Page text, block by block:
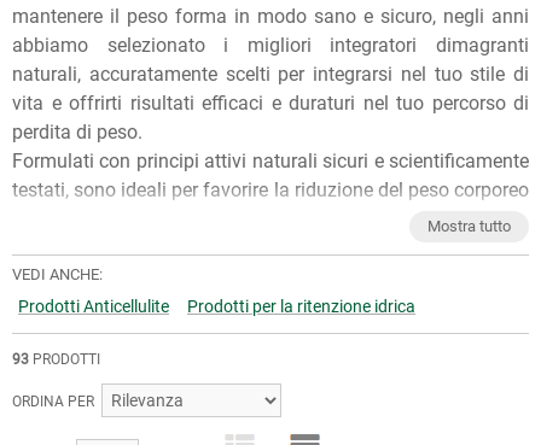
mantenere il peso forma in modo sano e sicuro, negli anni
abbiamo selezionato i migliori integratori dimagranti
naturali, accuratamente scelti per integrarsi nel tuo stile di
vita e offrirti risultati efficaci e duraturi nel tuo percorso di
perdita di peso.
Formulati con principi attivi naturali sicuri e scientificamente
testati, sono ideali per favorire la riduzione del peso corporeo
in modo sostenibile e aiutarti a limitare l'appetito e
metabolismo lento e bruciare i grassi accumulati.
Per qualunque consiglio sull'utilizzo dei nostri prodotti, puoi
chiedere ai nostri erboristi unaconsulenza gratuitae senza
impegno. Per ulteriori informazioni, inoltre, puoi consultare
gliArticoli di approfondimentosul nostro blog.
Mostra tutto
VEDI ANCHE:
Prodotti Anticellulite Prodotti per la ritenzione idrica
93 PRODOTTI
ORDINA PER